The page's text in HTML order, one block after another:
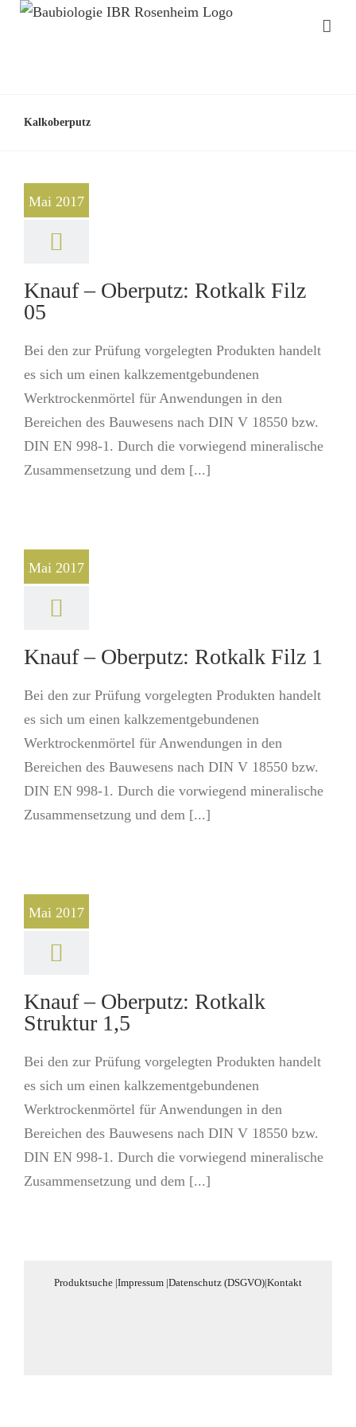
Kalkoberputz
Mai 2017
Knauf – Oberputz: Rotkalk Filz
05
Bei den zur Prüfung vorgelegten Produkten handelt
es sich um einen kalkzementgebundenen
Werktrockenmörtel für Anwendungen in den
Bereichen des Bauwesens nach DIN V 18550 bzw.
DIN EN 998-1. Durch die vorwiegend mineralische
Zusammensetzung und dem [...]
Mai 2017
Knauf – Oberputz: Rotkalk Filz 1
Bei den zur Prüfung vorgelegten Produkten handelt
es sich um einen kalkzementgebundenen
Werktrockenmörtel für Anwendungen in den
Bereichen des Bauwesens nach DIN V 18550 bzw.
DIN EN 998-1. Durch die vorwiegend mineralische
Zusammensetzung und dem [...]
Mai 2017
Knauf – Oberputz: Rotkalk
Struktur 1,5
Bei den zur Prüfung vorgelegten Produkten handelt
es sich um einen kalkzementgebundenen
Werktrockenmörtel für Anwendungen in den
Bereichen des Bauwesens nach DIN V 18550 bzw.
DIN EN 998-1. Durch die vorwiegend mineralische
Zusammensetzung und dem [...]
Produktsuche |Impressum |Datenschutz (DSGVO)|Kontakt